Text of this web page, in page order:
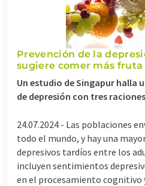
Prevención de la
sugiere comer más fruta
Un estudio de Singapur halla
de depresión con tres
24.07.2024 - Las poblaciones
todo el mundo, y hay una
depresivos tardíos entre los
incluyen sentimientos
en el procesamiento cognitivo